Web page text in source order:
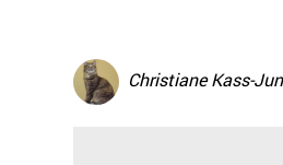
Christiane Kass-